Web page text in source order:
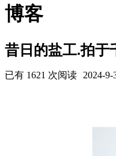
博客
昔日的盐工.拍于
已有 1621 次阅读 2024-9-